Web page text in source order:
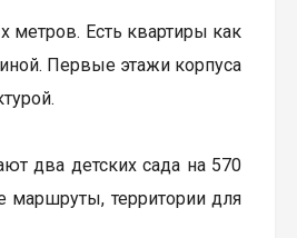
метров. Есть квартиры как
Первые этажи корпуса
два детских сада на 570
маршруты, территории для